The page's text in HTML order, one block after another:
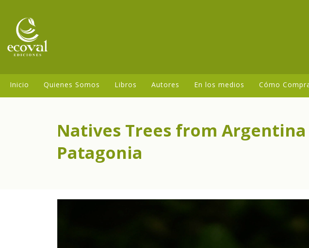
Inicio Quienes Somos Libros Autores En los medios Cómo
Natives Trees from Argentina
Patagonia